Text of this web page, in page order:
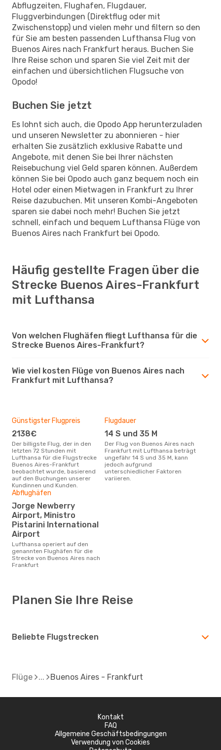
Abflugzeiten, Flughafen, Flugdauer,
Fluggverbindungen (Direktflug oder mit
Zwischenstopp) und vielen mehr und filtern so den
für Sie am besten passenden Lufthansa Flug von
Buenos Aires nach Frankfurt heraus. Buchen Sie
Ihre Reise schon und sparen Sie viel Zeit mit der
einfachen und übersichtlichen Flugsuche von
Opodo!
Buchen Sie jetzt
Es lohnt sich auch, die Opodo App herunterzuladen
und unseren Newsletter zu abonnieren - hier
erhalten Sie zusätzlich exklusive Rabatte und
Angebote, mit denen Sie bei Ihrer nächsten
Reisebuchung viel Geld sparen können. Außerdem
können Sie bei Opodo auch ganz bequem noch ein
Hotel oder einen Mietwagen in Frankfurt zu Ihrer
Reise dazubuchen. Mit unseren Kombi-Angeboten
sparen sie dabei noch mehr! Buchen Sie jetzt
schnell, einfach und bequem Lufthansa Flüge von
Buenos Aires nach Frankfurt bei Opodo.
Häufig gestellte Fragen über die
Strecke Buenos Aires-Frankfurt
mit Lufthansa
Von welchen Flughäfen fliegt Lufthansa für die
Strecke Buenos Aires-Frankfurt?
Wie viel kosten Flüge von Buenos Aires nach
Frankfurt mit Lufthansa?
Günstigster Flugpreis
2138€
Der billigste Flug, der in den
letzten 72 Stunden mit
Lufthansa für die Flugstrecke
Buenos Aires-Frankfurt
beobachtet wurde, basierend
auf den Buchungen unserer
Kundinnen und Kunden.
Flugdauer
14 S und 35 M
Der Flug von Buenos Aires nach
Frankfurt mit Lufthansa beträgt
ungefähr 14 S und 35 M, kann
jedoch aufgrund
unterschiedlicher Faktoren
variieren.
Abflughäfen
Jorge Newberry
Airport, Ministro
Pistarini International
Airport
Lufthansa operiert auf den
genannten Flughäfen für die
Strecke von Buenos Aires nach
Frankfurt
Planen Sie Ihre Reise
Beliebte Flugstrecken
Flüge Buenos Aires - Frankfurt
Kontakt
FAQ
Allgemeine Geschäftsbedingungen
Verwendung von Cookies